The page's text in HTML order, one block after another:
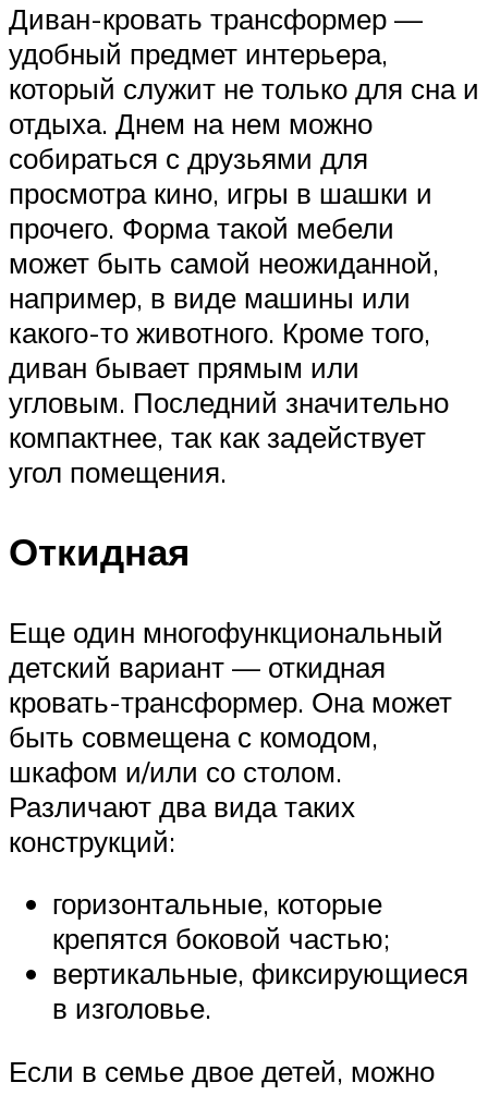
Диван-кровать трансформер —
удобный предмет интерьера,
который служит не только для сна и
отдыха. Днем на нем можно
собираться с друзьями для
просмотра кино, игры в шашки и
прочего. Форма такой мебели
может быть самой неожиданной,
например, в виде машины или
какого-то животного. Кроме того,
диван бывает прямым или
угловым. Последний значительно
компактнее, так как задействует
угол помещения.
Откидная
Еще один многофункциональный
детский вариант — откидная
кровать-трансформер. Она может
быть совмещена с комодом,
шкафом и/или со столом.
Различают два вида таких
конструкций:
горизонтальные, которые
крепятся боковой частью;
вертикальные, фиксирующиеся
в изголовье.
Если в семье двое детей, можно